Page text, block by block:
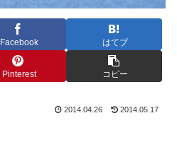
Facebook はてブ
Pinterest コピー
2014.04.26 2014.05.17